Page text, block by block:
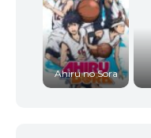
Ahiru no Sora